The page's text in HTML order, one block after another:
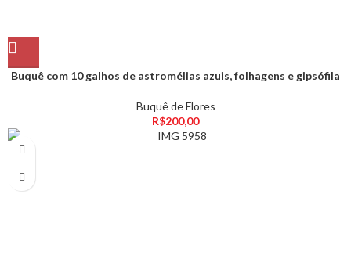
Buquê com 10 galhos de astromélias azuis, folhagens e gipsófila
Buquê de Flores
R$200,00